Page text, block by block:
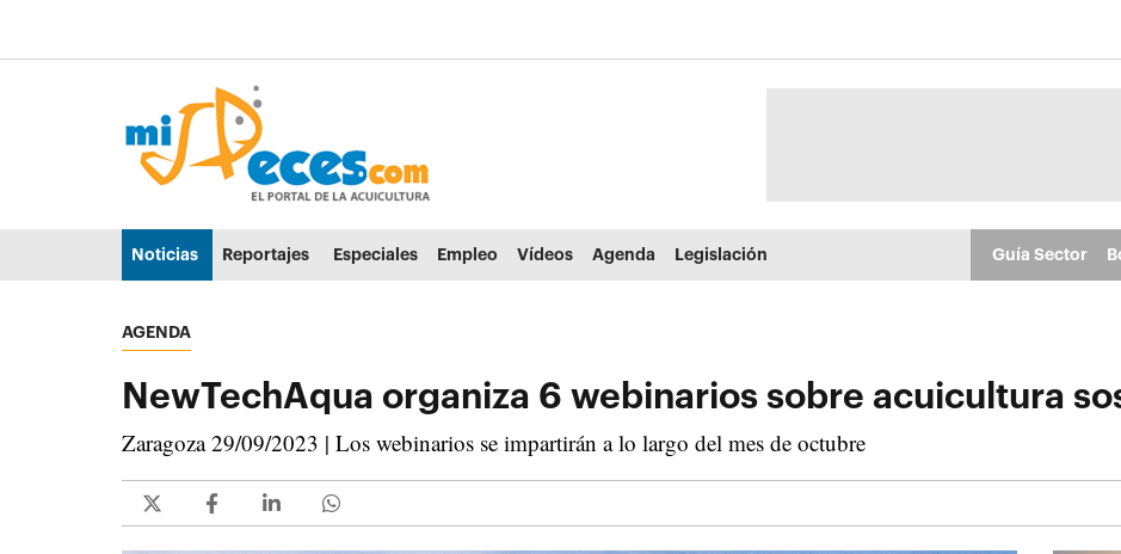
Ir al menú principal (alt + u)
Noticias Reportajes Especiales Empleo Vídeos Agenda Legislación Guía Sector
AGENDA
NewTechAqua organiza 6 webinarios sobre acuicultura
Zaragoza 29/09/2023 | Los webinarios se impartirán a lo largo del mes de octubre